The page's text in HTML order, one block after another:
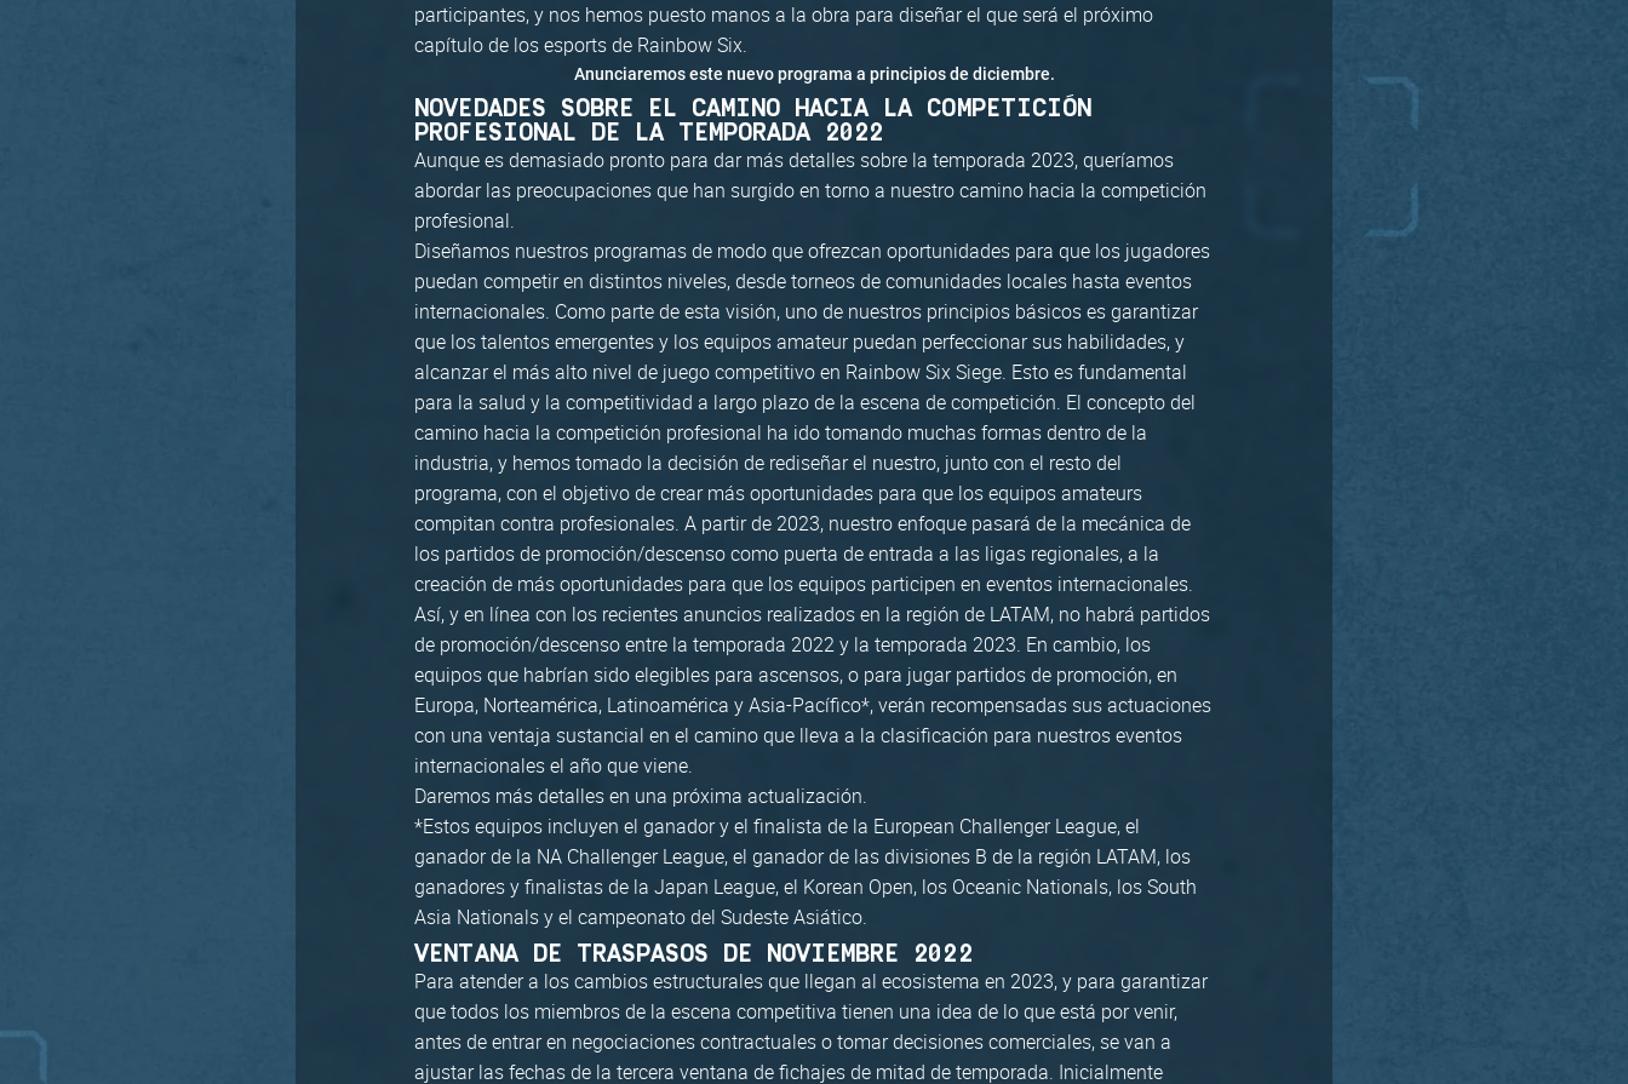
participantes, y nos hemos puesto manos a la obra para diseñar el que será el próximo
capítulo de los esports de Rainbow Six.
Anunciaremos este nuevo programa a principios de diciembre.
NOVEDADES SOBRE EL CAMINO HACIA LA COMPETICIÓN
PROFESIONAL DE LA TEMPORADA 2022
Aunque es demasiado pronto para dar más detalles sobre la temporada 2023, queríamos
abordar las preocupaciones que han surgido en torno a nuestro camino hacia la competición
profesional.
Diseñamos nuestros programas de modo que ofrezcan oportunidades para que los jugadores
puedan competir en distintos niveles, desde torneos de comunidades locales hasta eventos
internacionales. Como parte de esta visión, uno de nuestros principios básicos es garantizar
que los talentos emergentes y los equipos amateur puedan perfeccionar sus habilidades, y
alcanzar el más alto nivel de juego competitivo en Rainbow Six Siege. Esto es fundamental
para la salud y la competitividad a largo plazo de la escena de competición. El concepto del
camino hacia la competición profesional ha ido tomando muchas formas dentro de la
industria, y hemos tomado la decisión de rediseñar el nuestro, junto con el resto del
programa, con el objetivo de crear más oportunidades para que los equipos amateurs
compitan contra profesionales. A partir de 2023, nuestro enfoque pasará de la mecánica de
los partidos de promoción/descenso como puerta de entrada a las ligas regionales, a la
creación de más oportunidades para que los equipos participen en eventos internacionales.
Así, y en línea con los recientes anuncios realizados en la región de LATAM, no habrá partidos
de promoción/descenso entre la temporada 2022 y la temporada 2023. En cambio, los
equipos que habrían sido elegibles para ascensos, o para jugar partidos de promoción, en
Europa, Norteamérica, Latinoamérica y Asia-Pacífico*, verán recompensadas sus actuaciones
con una ventaja sustancial en el camino que lleva a la clasificación para nuestros eventos
internacionales el año que viene.
Daremos más detalles en una próxima actualización.
*Estos equipos incluyen el ganador y el finalista de la European Challenger League, el
ganador de la NA Challenger League, el ganador de las divisiones B de la región LATAM, los
ganadores y finalistas de la Japan League, el Korean Open, los Oceanic Nationals, los South
Asia Nationals y el campeonato del Sudeste Asiático.
VENTANA DE TRASPASOS DE NOVIEMBRE 2022
Para atender a los cambios estructurales que llegan al ecosistema en 2023, y para garantizar
que todos los miembros de la escena competitiva tienen una idea de lo que está por venir,
antes de entrar en negociaciones contractuales o tomar decisiones comerciales, se van a
ajustar las fechas de la tercera ventana de fichajes de mitad de temporada. Inicialmente